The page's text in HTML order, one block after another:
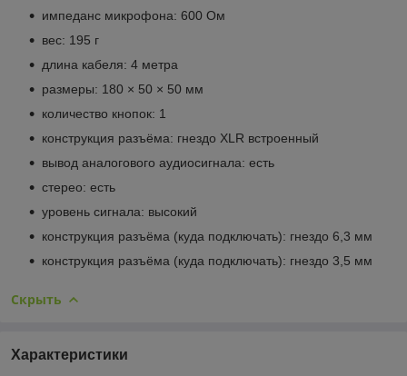
импеданс микрофона: 600 Ом
вес: 195 г
длина кабеля: 4 метра
размеры: 180 × 50 × 50 мм
количество кнопок: 1
конструкция разъёма: гнездо XLR встроенный
вывод аналогового аудиосигнала: есть
стерео: есть
уровень сигнала: высокий
конструкция разъёма (куда подключать): гнездо 6,3 мм
конструкция разъёма (куда подключать): гнездо 3,5 мм
Скрыть
Характеристики